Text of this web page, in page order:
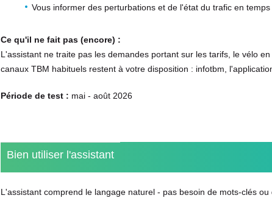
Vous informer des perturbations et de l'état du trafic en
Ce qu'il ne fait pas (encore) :
L'assistant ne traite pas les demandes portant sur les tarifs, le vélo
canaux TBM habituels restent à votre disposition : infotbm,
Période de test : mai - août 2026
Bien utiliser l'assistant
L'assistant comprend le langage naturel - pas besoin de mots-clés